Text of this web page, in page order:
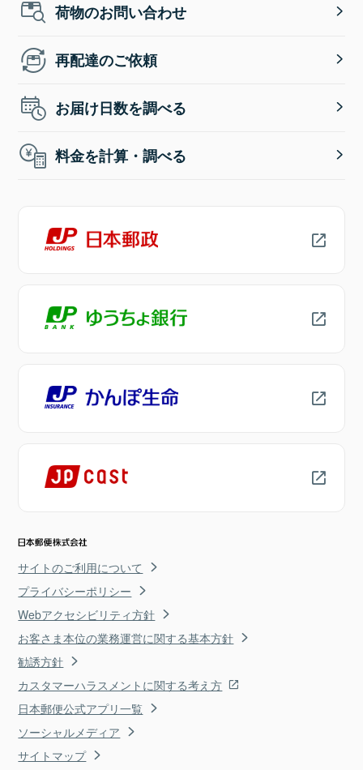
荷物のお問い合わせ
再配達のご依頼
お届け日数を調べる
料金を計算・調べる
サイトのご利用について
プライバシーポリシー
Webアクセシビリティ方針
お客さま本位の業務運営に関する基本方針
勧誘方針
カスタマーハラスメントに関する考え方
日本郵便公式アプリ一覧
ソーシャルメディア
サイトマップ